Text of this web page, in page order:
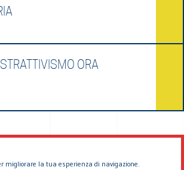
migliorare la tua esperienza di navigazione.
ORA